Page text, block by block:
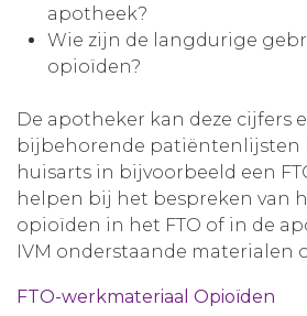
apotheek?
Wie zijn de langdurige
opioïden?
De apotheker kan deze cijfers
bijbehorende patiëntenlijsten
huisarts in bijvoorbeeld een
helpen bij het bespreken van
opioïden in het FTO of in de
IVM onderstaande materialen
FTO-werkmateriaal Opioïden